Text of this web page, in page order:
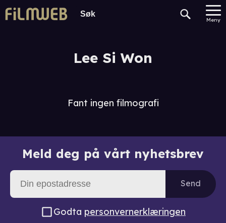
Meny
Lee Si Won
Fant ingen filmografi
Meld deg på vårt nyhetsbrev
Send
Godta personvernerklæringen